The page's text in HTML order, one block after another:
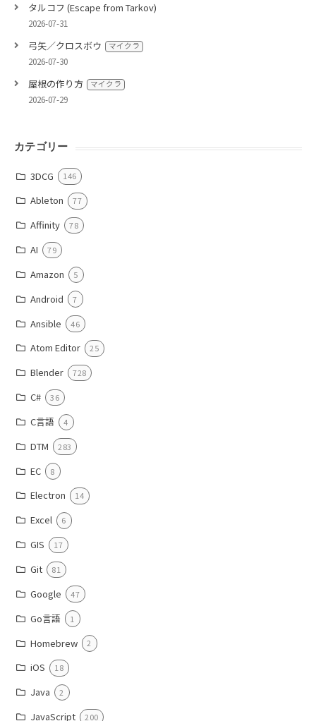
タルコフ (Escape from Tarkov)
2026-07-31
弓矢／クロスボウ マイクラ
2026-07-30
屋根の作り方 マイクラ
2026-07-29
カテゴリー
3DCG 146
Ableton 77
Affinity 78
AI 79
Amazon 5
Android 7
Ansible 46
Atom Editor 25
Blender 728
C# 36
C言語 4
DTM 283
EC 8
Electron 14
Excel 6
GIS 17
Git 81
Google 47
Go言語 1
Homebrew 2
iOS 18
Java 2
JavaScript 200